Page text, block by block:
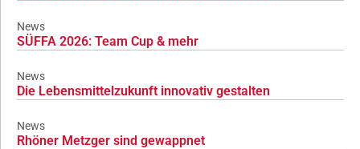
News
SÜFFA 2026: Team Cup & mehr
News
Die Lebensmittelzukunft innovativ gestalten
News
Rhöner Metzger sind gewappnet